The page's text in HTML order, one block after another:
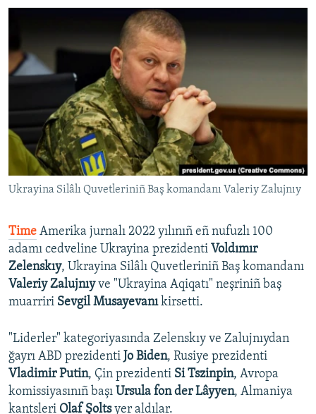
FİKİR
Русский
Українською
QOŞULIÑIZ!
RFE/RS bütün saytları
Ukrayina Silâlı Quvetleriniñ Baş komandanı Valeriy Zalujnıy
Time Amerika jurnalı 2022 yılınıñ eñ nufuzlı 100
adamı cedveline Ukrayina prezidenti Voldımır
Zelenskıy, Ukrayina Silâlı Quvetleriniñ Baş komandanı
Valeriy Zalujnıyve "Ukrayina Aqiqatı" neşriniñ baş
muarriri Sevgil Musayevanıkirsetti.
"Liderler" kategoriyasında Zelenskıy ve Zalujnıydan
ğayrı ABD prezidenti Jo Biden, Rusiye prezidenti
Vladimir Putin, Çin prezidenti Si Tszinpin, Avropa
komissiyasınıñ başı Ursula fon der Lâyyen, Almaniya
kantsleri Olaf Şoltsyer aldılar.